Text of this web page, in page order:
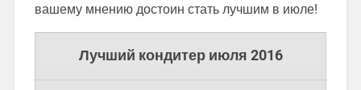
вашему мнению достоин стать лучшим в июле!
Лучший кондитер июля 2016